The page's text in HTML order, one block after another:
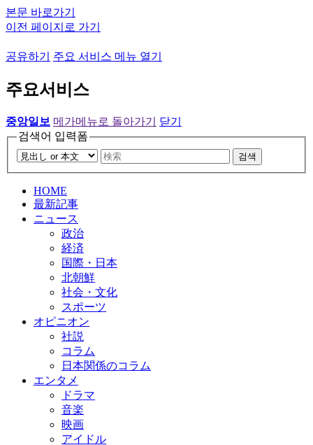
본문 바로가기
이전 페이지로 가기
공유하기 주요 서비스 메뉴 열기
주요서비스
중앙일보 메가메뉴로 돌아가기
닫기
검색어 입력폼
검색
HOME
最新記事
ニュース
政治
経済
国際・日本
北朝鮮
社会・文化
スポーツ
オピニオン
社説
コラム
日本関係のコラム
エンタメ
ドラマ
音楽
映画
アイドル